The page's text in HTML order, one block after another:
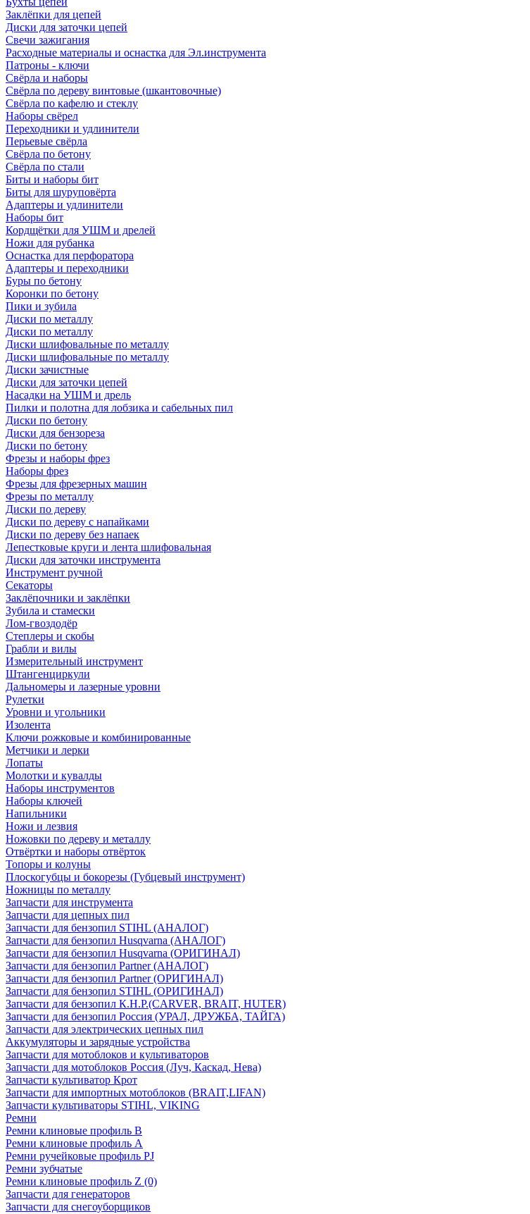
Заклёпки для цепей
Диски для заточки цепей
Свечи зажигания
Расходные материалы и оснастка для Эл.инструмента
Патроны - ключи
Свёрла и наборы
Свёрла по дереву винтовые (шкантовочные)
Свёрла по кафелю и стеклу
Наборы свёрел
Переходники и удлинители
Перьевые свёрла
Свёрла по бетону
Свёрла по стали
Биты и наборы бит
Биты для шуруповёрта
Адаптеры и удлинители
Наборы бит
Кордщётки для УШМ и дрелей
Ножи для рубанка
Оснастка для перфоратора
Адаптеры и переходники
Буры по бетону
Коронки по бетону
Пики и зубила
Диски по металлу
Диски по металлу
Диски шлифовальные по металлу
Диски шлифовальные по металлу
Диски зачистные
Диски для заточки цепей
Насадки на УШМ и дрель
Пилки и полотна для лобзика и сабельных пил
Диски по бетону
Диски для бензореза
Диски по бетону
Фрезы и наборы фрез
Наборы фрез
Фрезы для фрезерных машин
Фрезы по металлу
Диски по дереву
Диски по дереву с напайками
Диски по дереву без напаек
Лепестковые круги и лента шлифовальная
Диски для заточки инструмента
Инструмент ручной
Секаторы
Заклёпочники и заклёпки
Зубила и стамески
Лом-гвоздодёр
Степлеры и скобы
Грабли и вилы
Измерительный инструмент
Штангенциркули
Дальномеры и лазерные уровни
Рулетки
Уровни и угольники
Изолента
Ключи рожковые и комбинированные
Метчики и лерки
Лопаты
Молотки и кувалды
Наборы инструментов
Наборы ключей
Напильники
Ножи и лезвия
Ножовки по дереву и металлу
Отвёртки и наборы отвёрток
Топоры и колуны
Плоскогубцы и бокорезы (Губцевый инструмент)
Ножницы по металлу
Запчасти для инструмента
Запчасти для цепных пил
Запчасти для бензопил STIHL (АНАЛОГ)
Запчасти для бензопил Husqvarna (АНАЛОГ)
Запчасти для бензопил Husqvarna (ОРИГИНАЛ)
Запчасти для бензопил Partner (АНАЛОГ)
Запчасти для бензопил Partner (ОРИГИНАЛ)
Запчасти для бензопил STIHL (ОРИГИНАЛ)
Запчасти для бензопил К.Н.Р.(CARVER, BRAIT, HUTER)
Запчасти для бензопил Россия (УРАЛ, ДРУЖБА, ТАЙГА)
Запчасти для электрических цепных пил
Аккумуляторы и зарядные устройства
Запчасти для мотоблоков и культиваторов
Запчасти для мотоблоков Россия (Луч, Каскад, Нева)
Запчасти культиватор Крот
Запчасти для импортных мотоблоков (BRAIT,LIFAN)
Запчасти культиваторы STIHL, VIKING
Ремни
Ремни клиновые профиль B
Ремни клиновые профиль А
Ремни ручейковые профиль PJ
Ремни зубчатые
Ремни клиновые профиль Z (0)
Запчасти для генераторов
Запчасти для снегоуборщиков